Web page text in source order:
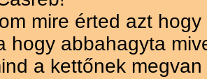
mire érted azt
hogy abbahagyta
a kettőnek